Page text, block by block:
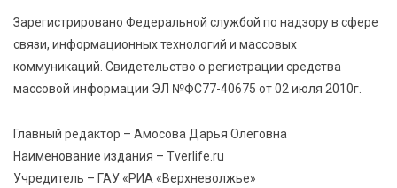
Зарегистрировано Федеральной службой по надзору в сфере
связи, информационных технологий и массовых
коммуникаций. Свидетельство о регистрации средства
массовой информации ЭЛ №ФС77-40675 от 02 июля 2010г.
Главный редактор – Амосова Дарья Олеговна
Наименование издания – Tverlife.ru
Учредитель – ГАУ «РИА «Верхневолжье»